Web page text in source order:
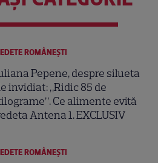
ROMÂNEŞTI
Pepene, despre silueta
invidiat: „Ridic 85 de
Ce alimente evită
Antena 1. EXCLUSIV
ROMÂNEŞTI